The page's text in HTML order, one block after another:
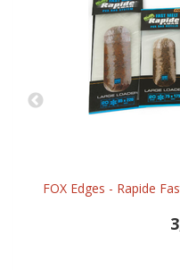
FOX Edges - Rapide